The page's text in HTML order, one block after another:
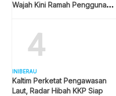
Wajah Kini Ramah Pengguna
4
INIBERAU
Kaltim Perketat Pengawasan
Laut, Radar Hibah KKP Siap